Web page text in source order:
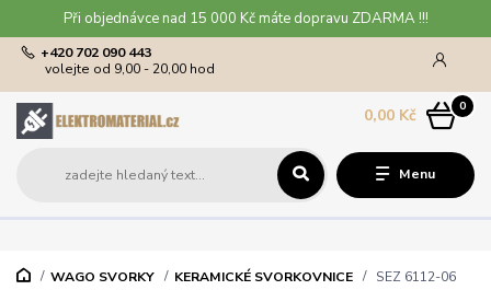
Při objednávce nad 15 000 Kč máte dopravu ZDARMA !!!
Menu
+420 702 090 443
volejte od 9,00 - 20,00 hod
0
0,00 Kč
WAGO SVORKY KERAMICKÉ SVORKOVNICE
SEZ 6112-06